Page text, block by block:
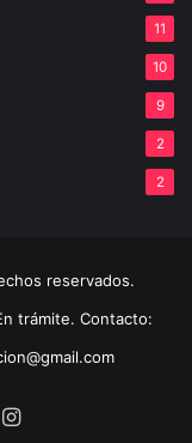
11
10
9
2
2
reservados.
trámite. Contacto:
Instagram